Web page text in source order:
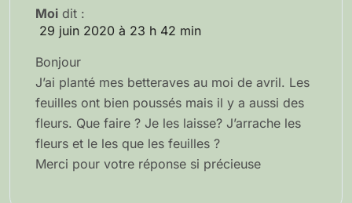
Moi dit :
29 juin 2020 à 23 h 42 min
Bonjour
J’ai planté mes betteraves au moi de avril. Les
feuilles ont bien poussés mais il y a aussi des
fleurs. Que faire ? Je les laisse? J’arrache les
fleurs et le les que les feuilles ?
Merci pour votre réponse si précieuse